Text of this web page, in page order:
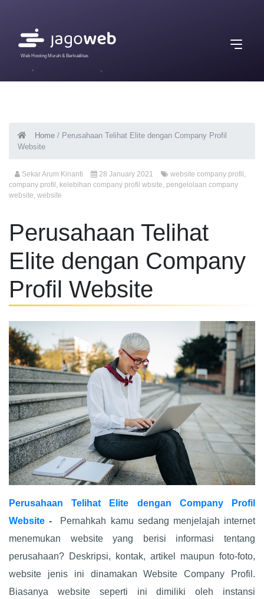
Web Hosting Murah & Berkualitas
Home / Perusahaan Telihat Elite dengan Company Profil
Website
Sekar Arum Kinanti 28 January 2021 website company profil ,
company profil , kelebihan company profil wbsite, pengelolaan company
website, website
Perusahaan Telihat
Elite dengan Company
Profil Website
Perusahaan Telihat Elite dengan Company Profil
Website - Pernahkah kamu sedang menjelajah internet
menemukan website yang berisi informasi tentang
perusahaan? Deskripsi, kontak, artikel maupun foto-foto,
website jenis ini dinamakan Website Company Profil.
Biasanya website seperti ini dimiliki oleh instansi